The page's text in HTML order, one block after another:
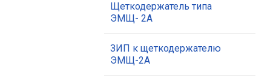
Щеткодержатель типа
ЭМЩ- 2А
ЗИП к щеткодержателю
ЭМЩ-2А